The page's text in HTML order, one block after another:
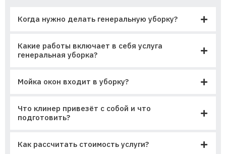
Когда нужно делать генеральную уборку?
Какие работы включает в себя услуга
генеральная уборка?
Мойка окон входит в уборку?
Что клинер привезёт с собой и что
подготовить?
Как рассчитать стоимость услуги?